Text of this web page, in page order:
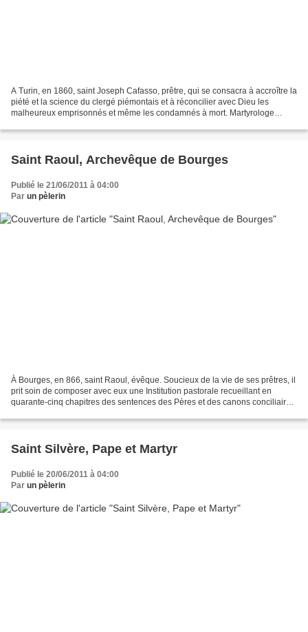
A Turin, en 1860, saint Joseph Cafasso, prêtre, qui se consacra à accroître la
piété et la science du clergé piémontais et à réconcilier avec Dieu les
malheureux emprisonnés et même les condamnés à mort. Martyrologe
Saint Raoul, Archevêque de Bourges
Publié le 21/06/2011 à 04:00
Par un pèlerin
À Bourges, en 866, saint Raoul, évêque. Soucieux de la vie de ses prêtres, il
prit soin de composer avec eux une Institution pastorale recueillant en
quarante-cinq chapitres des sentences des Pères et des canons conciliaires.
Saint Silvère, Pape et Martyr
Publié le 20/06/2011 à 04:00
Par un pèlerin